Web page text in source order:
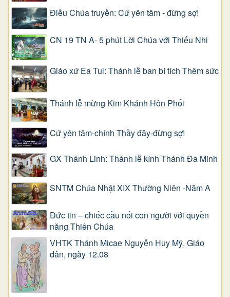
Điều Chúa truyền: Cứ yên tâm - đừng sợ!
CN 19 TN A- 5 phút Lời Chúa với Thiếu Nhi
Giáo xứ Ea Tul: Thánh lễ ban bí tích Thêm sức
Thánh lễ mừng Kim Khánh Hôn Phối
Cứ yên tâm-chính Thầy đây-đừng sợ!
GX Thánh Linh: Thánh lễ kính Thánh Đa Minh
SNTM Chúa Nhật XIX Thường Niên -Năm A
Đức tin – chiếc cầu nối con người với quyền
năng Thiên Chúa
VHTK Thánh Micae Nguyễn Huy Mỹ, Giáo
dân, ngày 12.08